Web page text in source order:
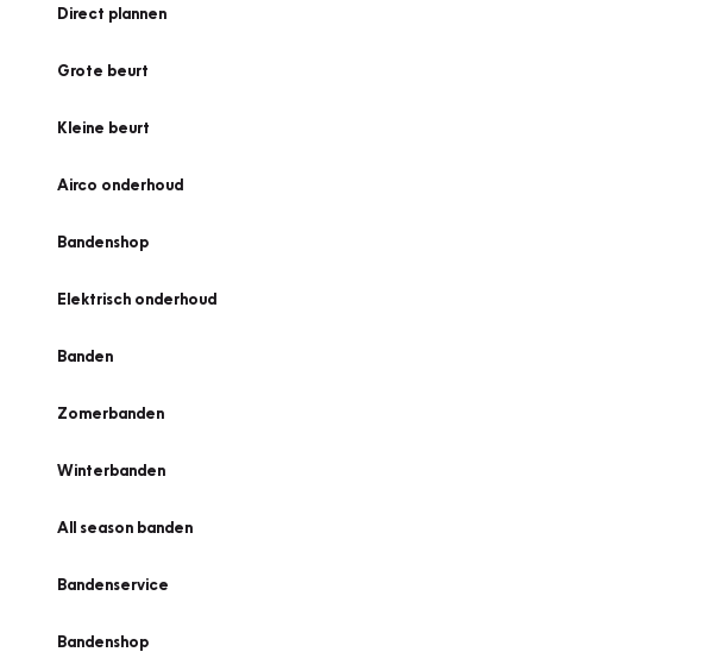
Direct plannen
Grote beurt
Kleine beurt
Airco onderhoud
Bandenshop
Elektrisch onderhoud
Banden
Zomerbanden
Winterbanden
All season banden
Bandenservice
Bandenshop